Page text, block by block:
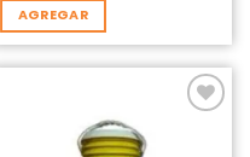
AGREGAR